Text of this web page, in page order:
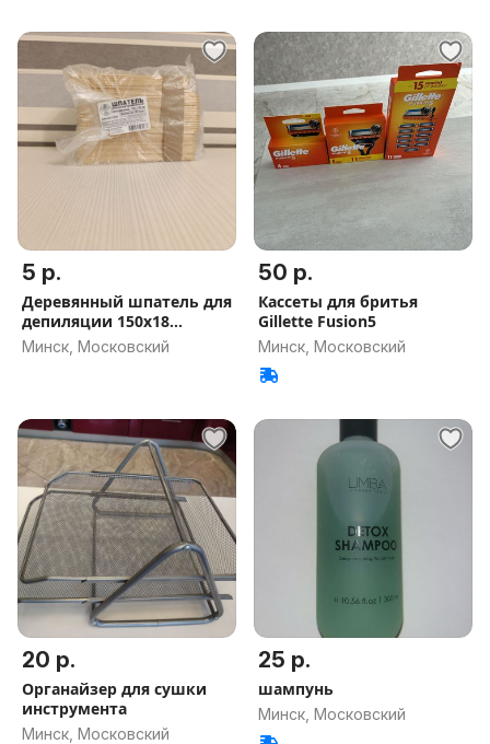
5 р.
Деревянный шпатель для
депиляции 150х18
мм,100шт
Минск, Московский
50 р.
Кассеты для бритья
Gillette Fusion5
Минск, Московский
20 р.
Органайзер для сушки
инструмента
Минск, Московский
25 р.
шампунь
Минск, Московский